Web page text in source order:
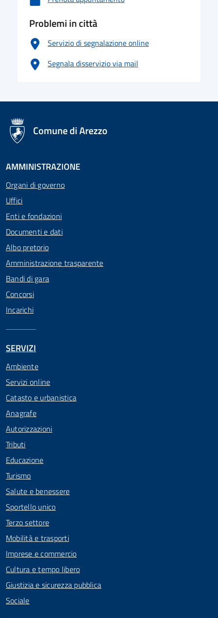
Problemi in città
Servizio di segnalazione online
Segnala disservizio via mail
logo Unione Europea
Comune di Arezzo
AMMINISTRAZIONE
Organi di governo
Uffici
Enti e fondazioni
Documenti e dati
Albo pretorio
Amministrazione trasparente
Bandi di gara
Concorsi
Incarichi
SERVIZI
Ambiente
Servizi online
Catasto e urbanistica
Anagrafe
Autorizzazioni
Tributi
Educazione
Turismo
Salute e benessere
Sportello unico
Terzo settore
Mobilità e trasporti
Imprese e commercio
Cultura e tempo libero
Giustizia e sicurezza pubblica
Sociale